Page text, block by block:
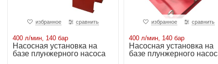
избранное сравнить
400 л/мин, 140 бар
Насосная установка на
базе плунжерного насоса
избранное сравнить
400 л/мин, 140 бар
Насосная установка на
базе плунжерного